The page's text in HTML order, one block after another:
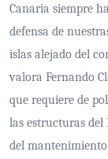
Canaria siempre
defensa de
islas alejado del
valora Fernando
que requiere de
las estructuras
del mantenimiento